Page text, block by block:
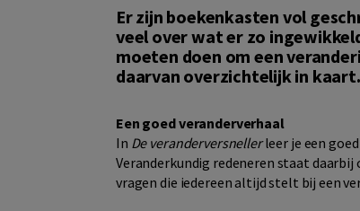
Er zijn boekenkasten vol
veel over wat er zo
moeten doen om een
daarvan overzichtelijk in kaart.
Een goed veranderverhaal
In De veranderversnellerleer je een
Veranderkundig redeneren staat
vragen die iedereen altijd stelt bij een